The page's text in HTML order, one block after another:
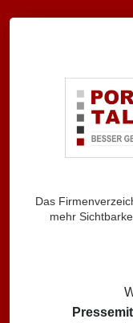
Das
mehr